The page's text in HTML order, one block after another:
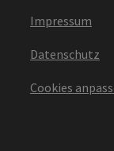
Impressum
Datenschutz
Cookies